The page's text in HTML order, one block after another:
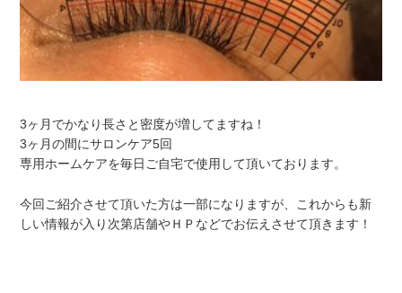
3ヶ月でかなり長さと密度が増してますね！
3ヶ月の間にサロンケア5回
専用ホームケアを毎日ご自宅で使用して頂いております。
今回ご紹介させて頂いた方は一部になりますが、これからも新
しい情報が入り次第店舗やＨＰなどでお伝えさせて頂きます！